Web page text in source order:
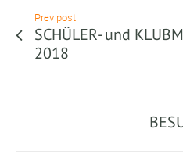
Prev post
SCHÜLER- und
2018